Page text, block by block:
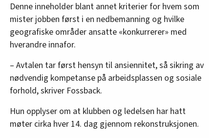
• Vestby
• Østsiden
Denne inneholder blant annet kriterier for hvem som
mister jobben først i en nedbemanning og hvilke
geografiske områder ansatte «konkurrerer» med
hverandre innafor.
– Avtalen tar først hensyn til ansiennitet, så sikring av
nødvendig kompetanse på arbeidsplassen og sosiale
forhold, skriver Fossback.
Hun opplyser om at klubben og ledelsen har hatt
møter cirka hver 14. dag gjennom rekonstruksjonen.